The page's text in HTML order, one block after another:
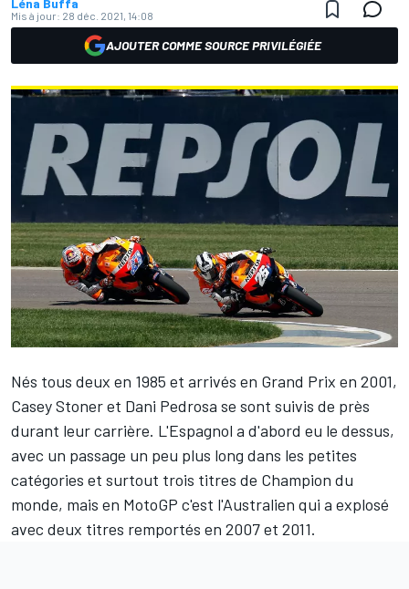
Léna Buffa
Mis à jour: 28 déc. 2021, 14:08
AJOUTER COMME SOURCE PRIVILÉGIÉE
Nés tous deux en 1985 et arrivés en Grand Prix en 2001,
Casey Stoneret Dani Pedrosa se sont suivis de près
durant leur carrière. L'Espagnol a d'abord eu le dessus,
avec un passage un peu plus long dans les petites
catégories et surtout trois titres de Champion du
monde, mais en MotoGP c'est l'Australien qui a explosé
avec deux titres remportés en 2007 et 2011.